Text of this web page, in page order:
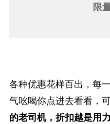
限
各种优惠花样百出，每
气吆喝你点进去看看，
的老司机，折扣越是用